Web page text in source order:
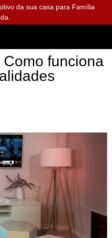
da sua casa para Família
funciona